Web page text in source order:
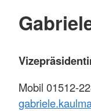
Mobil 01512-